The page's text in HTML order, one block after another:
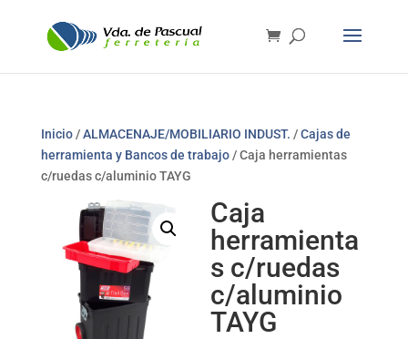
Inicio/ALMACENAJE/MOBILIARIO INDUST. /Cajas de
herramienta y Bancos de trabajo/ Caja herramientas
c/ruedas c/aluminio TAYG
Caja
herramienta
s c/ruedas
c/aluminio
TAYG